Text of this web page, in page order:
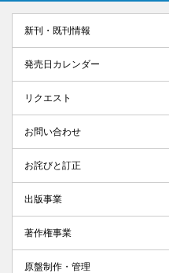
新刊・既刊情報
発売日カレンダー
リクエスト
お問い合わせ
お詫びと訂正
出版事業
著作権事業
原盤制作・管理